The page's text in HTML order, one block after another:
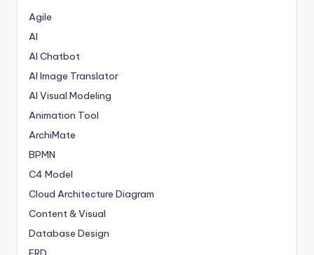
Agile
AI
AI Chatbot
AI Image Translator
AI Visual Modeling
Animation Tool
ArchiMate
BPMN
C4 Model
Cloud Architecture Diagram
Content & Visual
Database Design